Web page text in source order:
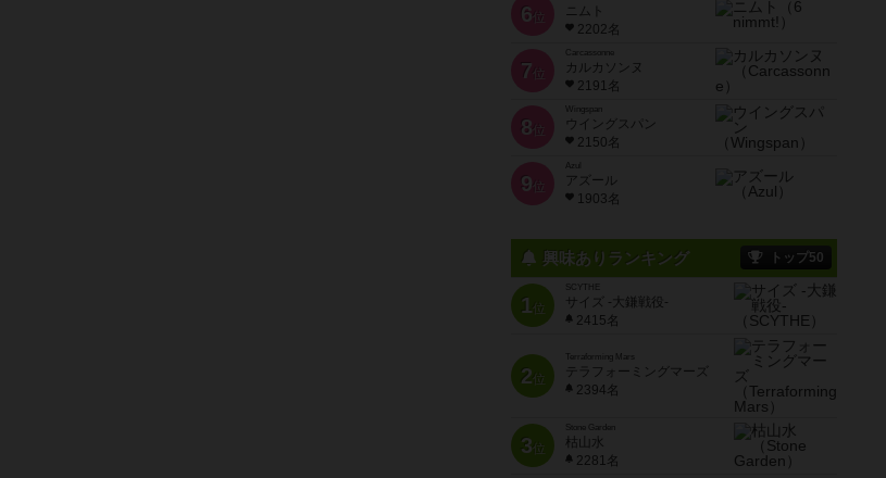
6 位
ニムト
2202名
7 位
Carcassonne
カルカソンヌ
2191名
8 位
Wingspan
ウイングスパン
2150名
9 位
Azul
アズール
1903名
興味ありランキング トップ50
1位
SCYTHE
サイズ -大鎌戦役-
2415名
2位
Terraforming Mars
テラフォーミングマーズ
2394名
3位
Stone Garden
枯山水
2281名